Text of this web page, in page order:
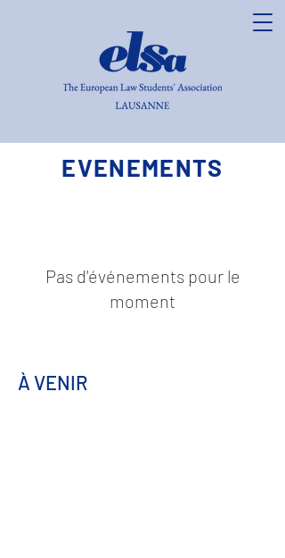
EVENEMENTS
Pas d'événements pour le
moment
À VENIR